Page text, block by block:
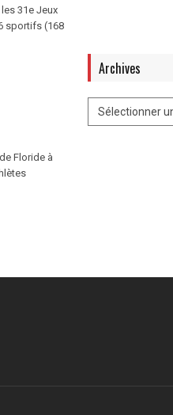
31e Jeux
sportifs (168
Floride à
Archives